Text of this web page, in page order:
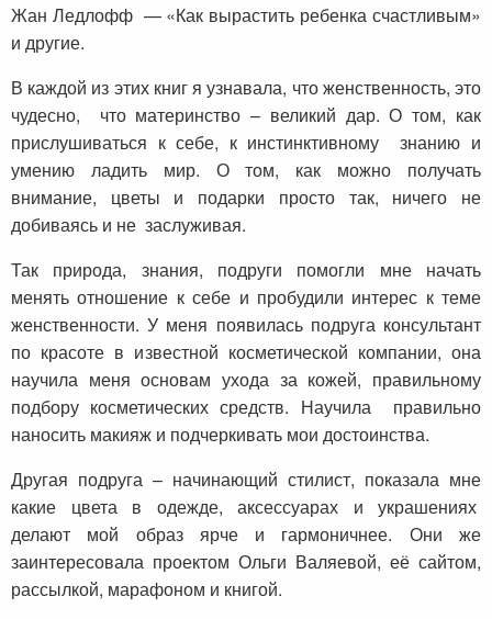
Жан Ледлофф — «Как вырастить ребенка счастливым»
и другие.
В каждой из этих книг я узнавала, что женственность, это
чудесно, что материнство – великий дар. О том, как
прислушиваться к себе, к инстинктивному знанию и
умению ладить мир. О том, как можно получать
внимание, цветы и подарки просто так, ничего не
добиваясь и не заслуживая.
Так природа, знания, подруги помогли мне начать
менять отношение к себе и пробудили интерес к теме
женственности. У меня появилась подруга консультант
по красоте в известной косметической компании, она
научила меня основам ухода за кожей, правильному
подбору косметических средств. Научила правильно
наносить макияж и подчеркивать мои достоинства.
Другая подруга – начинающий стилист, показала мне
какие цвета в одежде, аксессуарах и украшениях
делают мой образ ярче и гармоничнее. Они же
заинтересовала проектом Ольги Валяевой, её сайтом,
рассылкой, марафоном и книгой.